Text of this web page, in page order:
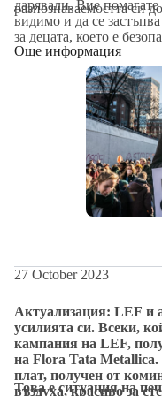
разпознаваемостта си
дарявали. Вие
видимо и да се
за децата, което е
Всяка глас и всяка евро
декември, денят, в
инсталиран, за първи
поколение. Заедно
Още информация
27 October 2023
Актуализация: LEF и
усилията си. Всеки,
кампания на LEF,
на Flora Tata Metallica.
плат, получен от
въздуха, красиво за
Това е ситуация на